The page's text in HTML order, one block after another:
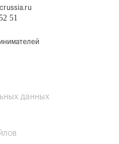
51
данных